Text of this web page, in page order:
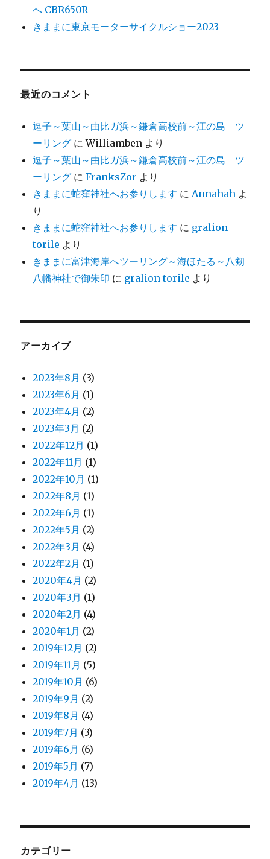
へ CBR650R
きままに東京モーターサイクルショー2023
最近のコメント
逗子～葉山～由比ガ浜～鎌倉高校前～江の島 ツ
ーリング にWilliamben より
逗子～葉山～由比ガ浜～鎌倉高校前～江の島 ツ
ーリング にFranksZor より
きままに蛇窪神社へお参りします にAnnahah よ
り
きままに蛇窪神社へお参りします に gralion
torile より
きままに富津海岸へツーリング～海ほたる～八剱
八幡神社で御朱印 に gralion torile より
アーカイブ
2023年8月 (3)
2023年6月 (1)
2023年4月 (2)
2023年3月 (2)
2022年12月 (1)
2022年11月 (1)
2022年10月 (1)
2022年8月 (1)
2022年6月 (1)
2022年5月 (2)
2022年3月 (4)
2022年2月 (1)
2020年4月 (2)
2020年3月 (1)
2020年2月 (4)
2020年1月 (2)
2019年12月 (2)
2019年11月 (5)
2019年10月 (6)
2019年9月 (2)
2019年8月 (4)
2019年7月 (3)
2019年6月 (6)
2019年5月 (7)
2019年4月 (13)
カテゴリー